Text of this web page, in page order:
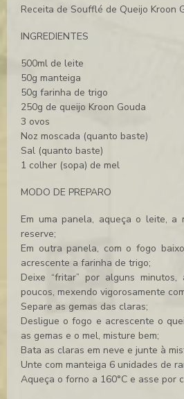
Receita de Soufflé de Queijo Kroon
INGREDIENTES
500ml de leite
50g manteiga
50g farinha de trigo
250g de queijo Kroon Gouda
3 ovos
Noz moscada (quanto baste)
Sal (quanto baste)
1 colher (sopa) de mel
MODO DE PREPARO
Em uma panela, aqueça o leite,
reserve;
Em outra panela, com o fogo
acrescente a farinha de trigo;
Deixe “fritar” por alguns
poucos, mexendo vigorosamente
Separe as gemas das claras;
Desligue o fogo e acrescente o
as gemas e o mel, misture bem;
Bata as claras em neve e junte à
Unte com manteiga 6 unidades de
Aqueça o forno a 160°C e asse por